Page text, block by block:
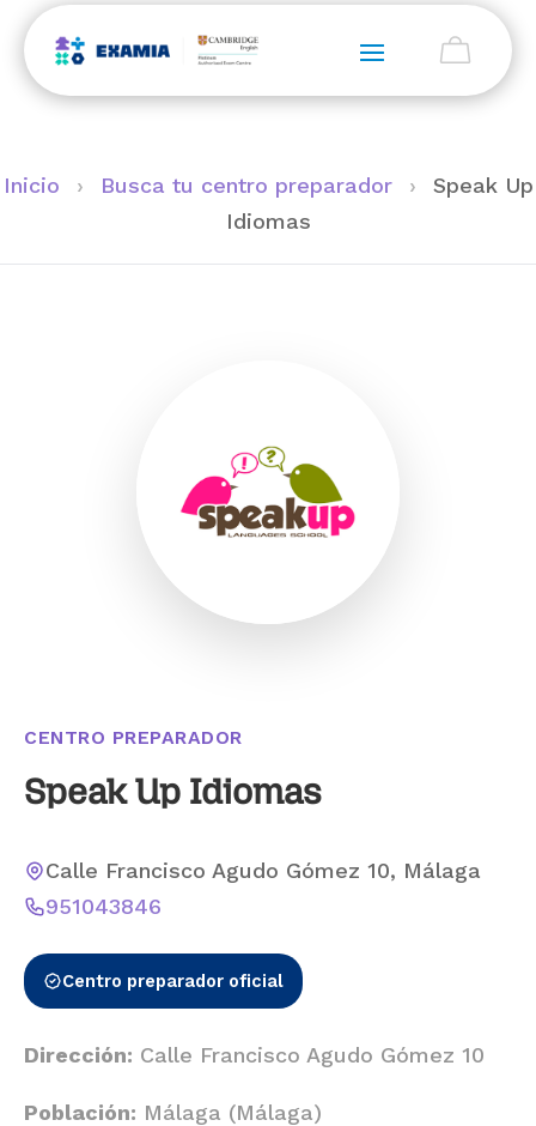
Inicio › Busca tu centro preparador ›
Speak Up
Idiomas
CENTRO PREPARADOR
Speak Up Idiomas
Calle Francisco Agudo Gómez 10, Málaga
951043846
Centro preparador oficial
Dirección: Calle Francisco Agudo Gómez 10
Población: Málaga (Málaga)